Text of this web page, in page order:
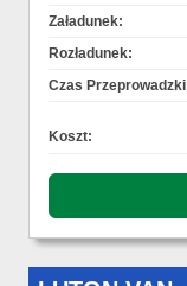
Załadunek:
Rozładunek:
Czas Przeprowadzki
Koszt: